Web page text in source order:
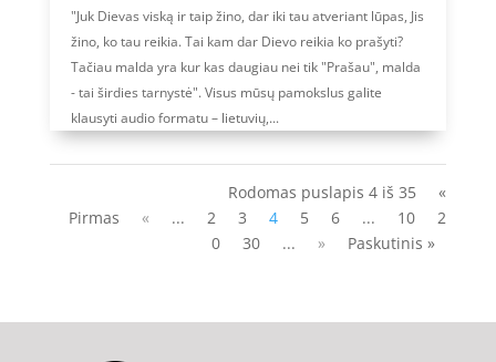
"Juk Dievas viską ir taip žino, dar iki tau atveriant lūpas, Jis
žino, ko tau reikia. Tai kam dar Dievo reikia ko prašyti?
Tačiau malda yra kur kas daugiau nei tik "Prašau", malda
- tai širdies tarnystė". Visus mūsų pamokslus galite
klausyti audio formatu – lietuvių,...
Rodomas puslapis 4 iš 35
«
Pirmas
« ... 2 3 4 5 6 ... 10
2
0
30 ... » Paskutinis »